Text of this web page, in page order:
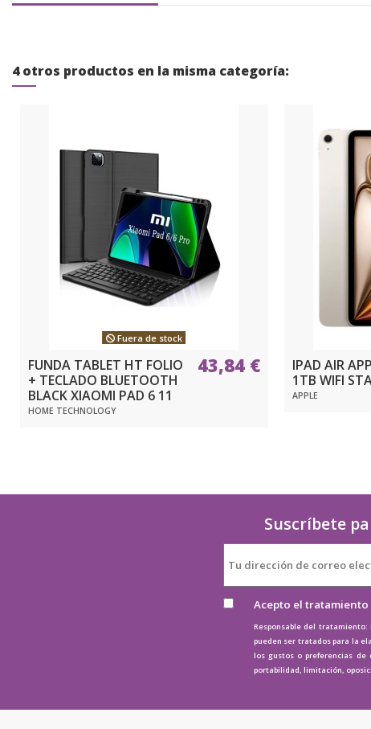
4 otros productos en la misma categoría:
Fuera de stock
FUNDA TABLET HT FOLIO
+ TECLADO BLUETOOTH
BLACK XIAOMI PAD 6 11
HOME TECHNOLOGY
43,84 €
IPAD AIR
1TB WIFI
APPLE
Suscríbete
Acepto el
Responsable del
pueden ser tratados para la
los gustos o preferencias de
portabilidad, limitación,